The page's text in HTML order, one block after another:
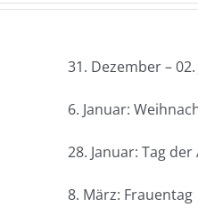
31. Dezember –
6. Januar:
28. Januar: Tag
8. März: Frauentag